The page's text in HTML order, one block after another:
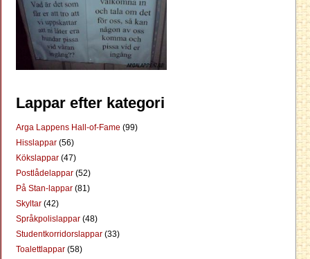
Lappar efter kategori
Arga Lappens Hall-of-Fame (99)
Hisslappar (56)
Kökslappar (47)
Postlådelappar (52)
På Stan-lappar (81)
Skyltar (42)
Språkpolislappar (48)
Studentkorridorslappar (33)
Toalettlappar (58)